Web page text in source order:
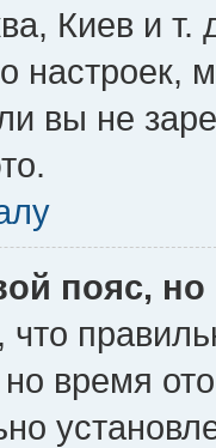
Киев и т.
настроек,
вы не
пояс,
время